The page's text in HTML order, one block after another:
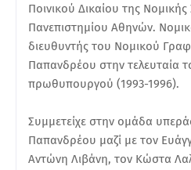
Ποινικού Δικαίου της
Πανεπιστημίου Αθηνών.
διευθυντής του Νομικού
Παπανδρέου στην τελευταία
πρωθυπουργού (1993-1996).
Συμμετείχε στην ομάδα
Παπανδρέου μαζί με τον
Αντώνη Λιβάνη, τον Κώστα